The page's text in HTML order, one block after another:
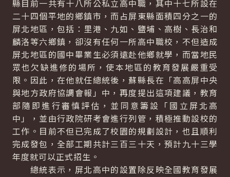
縣目前一共有十八所公私立高中職，其中十七所設在
二十四個平地的鄉鎮市，而占屏東縣面積四分之一的
屏北地區，包括：里港、九如、鹽埔、高樹、長治和
麟洛等六鄉鎮，卻沒有任何一所高中職校，不但造成
屏北地區的國中畢業生必須遠赴他鄉就學，而當地民
眾也欠缺進修的場所，使本地區的教育發展嚴重受
限。因此，在他就任總統後，蘇縣長在「高高屏中央
與地方政府協調會報」中，再度提出這項建議，教育
部隨即進行審慎評估，並同意籌設「國立屏北高
中」，並由行政院研考會進行列管，積極推動設校的
工作。目前不但已完成了校園的規劃設計，也且順利
完成發包，全部工期共計三百三十天，預計九十三學
年度就可以正式招生。
總統表示，屏北高中的設置除反映全國教育發展